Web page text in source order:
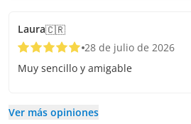
Laura🇨🇷
28 de julio de 2026
Muy sencillo y amigable
Ver más opiniones